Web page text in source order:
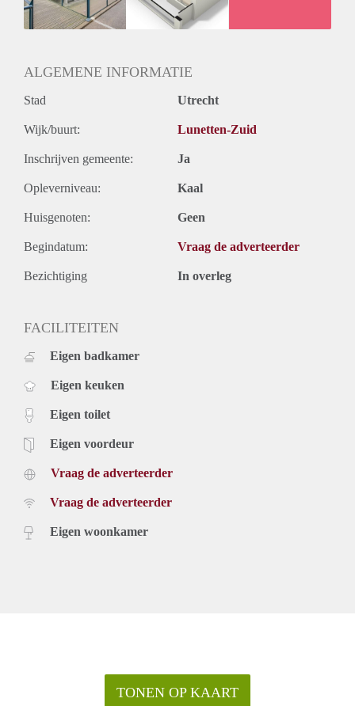
ALGEMENE INFORMATIE
Stad Utrecht
Wijk/buurt: Lunetten-Zuid
Inschrijven gemeente: Ja
Opleverniveau: Kaal
Huisgenoten: Geen
Begindatum: Vraag de adverteerder
Bezichtiging In overleg
FACILITEITEN
Eigen badkamer
Eigen keuken
Eigen toilet
Eigen voordeur
Vraag de adverteerder
Vraag de adverteerder
Eigen woonkamer
TONEN OP KAART